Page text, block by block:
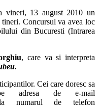
vineri, 13 august 2010 un
Concursul va avea loc
din Bucuresti (Intrarea
, care va si interpreta
Cei care doresc sa
adresa de e-mail
numarul de telefon